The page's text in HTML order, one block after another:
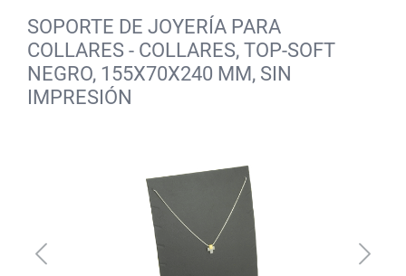
SOPORTE DE JOYERÍA PARA
COLLARES - COLLARES, TOP-SOFT
NEGRO, 155X70X240 MM, SIN
IMPRESIÓN